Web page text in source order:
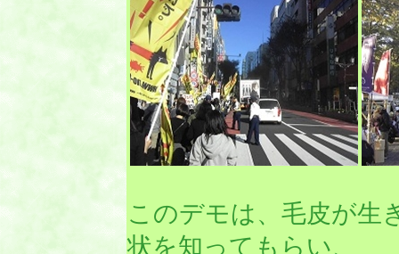
このデモは、毛皮が生
状を知ってもらい、